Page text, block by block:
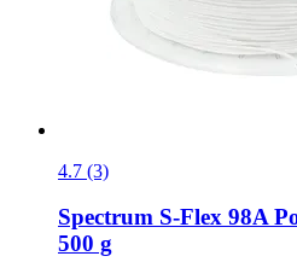
4.7 (3)
Spectrum S-​Flex 98A
500 g